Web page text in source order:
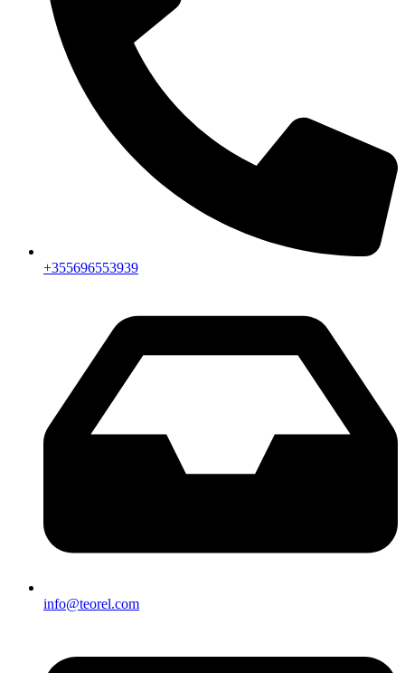
+355696553939
info@teorel.com